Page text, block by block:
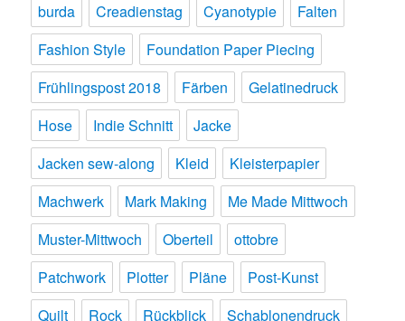
burda
Creadienstag Cyanotypie
Falten
Fashion Style
Foundation Paper Piecing
Frühlingspost 2018
Färben
Gelatinedruck
Hose
Indie Schnitt
Jacke
Jacken sew-along
Kleid
Kleisterpapier
Machwerk
Mark Making
Me Made Mittwoch
Muster-Mittwoch
Oberteil
ottobre
Patchwork
Plotter Pläne
Post-Kunst
Quilt
Rock Rückblick
Schablonendruck